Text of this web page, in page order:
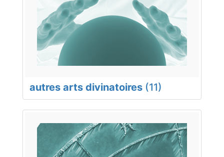
autres arts divinatoires (11)